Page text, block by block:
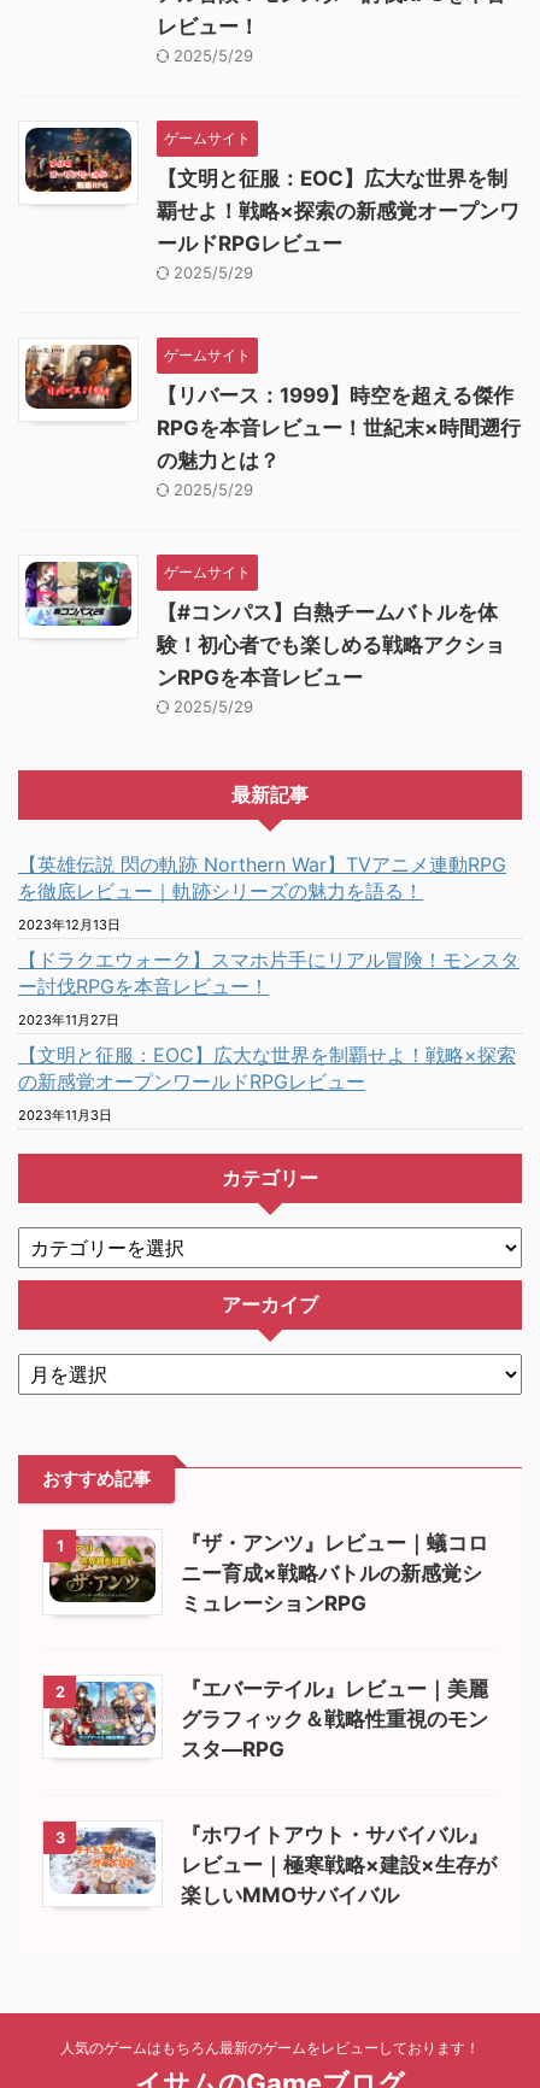
レビュー！
2025/5/29
ゲームサイト
【文明と征服：EOC】広大な世界を制
覇せよ！戦略×探索の新感覚オープンワ
ールドRPGレビュー
2025/5/29
ゲームサイト
【リバース：1999】時空を超える傑作
RPGを本音レビュー！世紀末×時間遡行
の魅力とは？
2025/5/29
ゲームサイト
【#コンパス】白熱チームバトルを体
験！初心者でも楽しめる戦略アクショ
ンRPGを本音レビュー
2025/5/29
最新記事
【英雄伝説 閃の軌跡 Northern War】TVアニメ連動RPG
を徹底レビュー｜軌跡シリーズの魅力を語る！
2023年12月13日
【ドラクエウォーク】スマホ片手にリアル冒険！モンスタ
ー討伐RPGを本音レビュー！
2023年11月27日
【文明と征服：EOC】広大な世界を制覇せよ！戦略×探索
の新感覚オープンワールドRPGレビュー
2023年11月3日
カテゴリー
アーカイブ
おすすめ記事
1
『ザ・アンツ』レビュー｜蟻コロ
ニー育成×戦略バトルの新感覚シ
ミュレーションRPG
2
『エバーテイル』レビュー｜美麗
グラフィック＆戦略性重視のモン
スタ―RPG
3
『ホワイトアウト・サバイバル』
レビュー｜極寒戦略×建設×生存が
楽しいMMOサバイバル
人気のゲームはもちろん最新のゲームをレビューしております！